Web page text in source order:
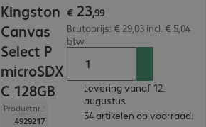
Kingston
Canvas
Select P
microSDX
C 128GB
Productnr.:
4929217
€ 23,99
Brutoprijs: € 29,03 incl. € 5,04
btw
Levering vanaf 12.
augustus
54 artikelen op voorraad.